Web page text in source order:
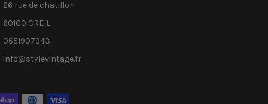
26 rue de chatillon
60100 CREIL
0651907943
info@stylevintage.fr